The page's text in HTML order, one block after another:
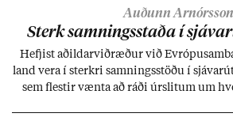
Auðunn Arnórsson
Sterk samn­ings­staða í
Hefj­ist að­ild­ar­við­ræð­ur við
land vera í sterkri samn­ings­stöðu í
sem flest­ir vænta að ráði úr­slit­um um